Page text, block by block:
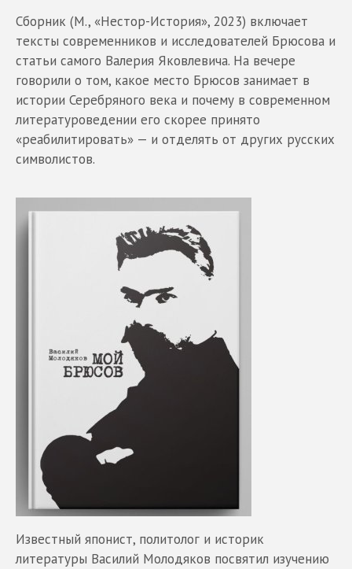
Сборник (М., «Нестор-История», 2023) включает
тексты современников и исследователей Брюсова и
статьи самого Валерия Яковлевича. На вечере
говорили о том, какое место Брюсов занимает в
истории Серебряного века и почему в современном
литературоведении его скорее принято
«реабилитировать» — и отделять от других русских
символистов.
Известный японист, политолог и историк
литературы Василий Молодяков посвятил изучению